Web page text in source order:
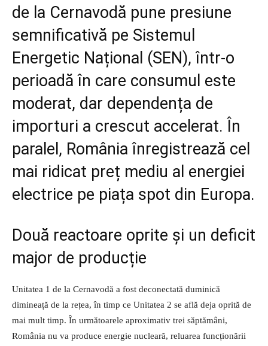
de la Cernavodă pune presiune
semnificativă pe Sistemul
Energetic Național (SEN), într-o
perioadă în care consumul este
moderat, dar dependența de
importuri a crescut accelerat. În
paralel, România înregistrează cel
mai ridicat preț mediu al energiei
electrice pe piața spot din Europa.
Două reactoare oprite și un deficit
major de producție
Unitatea 1 de la Cernavodă a fost deconectată duminică
dimineață de la rețea, în timp ce Unitatea 2 se află deja oprită de
mai mult timp. În următoarele aproximativ trei săptămâni,
România nu va produce energie nucleară, reluarea funcționării